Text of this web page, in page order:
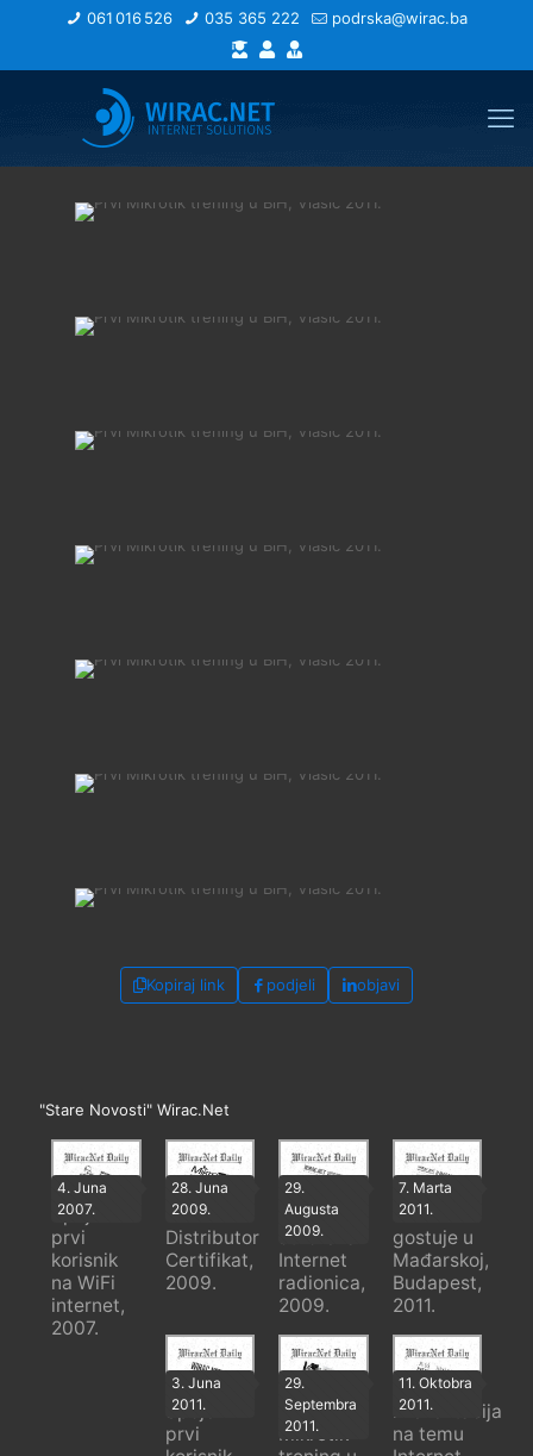
061 016 526 035 365 222 podrska@wirac.ba
Kopiraj link podjeli objavi
"Stare Novosti" Wirac.Net
4. Juna
2007.
Spojen
prvi
korisnik
na WiFi
internet,
2007.
28. Juna
2009.
Mikrotik
Distributor
Certifikat,
2009.
29.
Augusta
2009.
Prva
otvorena
Internet
radionica,
2009.
7. Marta
2011.
Wirac.Net
gostuje u
Mađarskoj,
Budapest,
2011.
3. Juna
2011.
Spojen
prvi
29.
Septembra
2011.
Prvi
Mikrotik
11. Oktobra
2011.
Prezentacija
na temu